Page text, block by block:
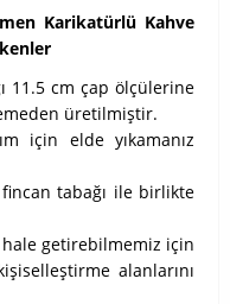
Karikatürlü Kahve
11.5 cm çap ölçülerine
üretilmiştir.
için elde yıkamanız
tabağı ile birlikte
hale getirebilmemiz için
alanlarını